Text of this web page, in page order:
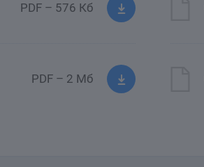
PDF – 576 Кб
PDF – 2 Мб